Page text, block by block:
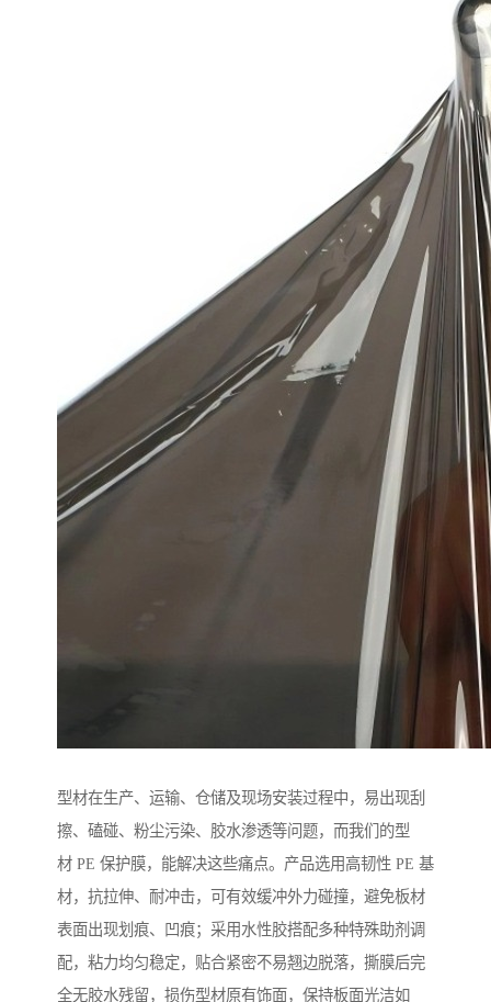
型材在生产、运输、仓储及现场安装过程中，易出现刮
擦、磕碰、粉尘污染、胶水渗透等问题，而我们的型
材 PE 保护膜，能解决这些痛点。产品选用高韧性 PE 基
材，抗拉伸、耐冲击，可有效缓冲外力碰撞，避免板材
表面出现划痕、凹痕；采用水性胶搭配多种特殊助剂调
配，粘力均匀稳定，贴合紧密不易翘边脱落，撕膜后完
全无胶水残留，损伤型材原有饰面，保持板面光洁如